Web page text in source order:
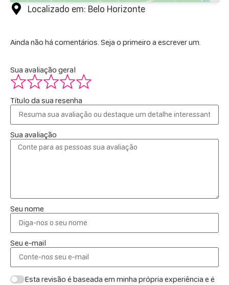
Localizado em: Belo Horizonte
Ainda não há comentários. Seja o primeiro a escrever um.
Sua avaliação geral
Título da sua resenha
Sua avaliação
Seu nome
Seu e-mail
Esta revisão é baseada em minha própria experiência e é